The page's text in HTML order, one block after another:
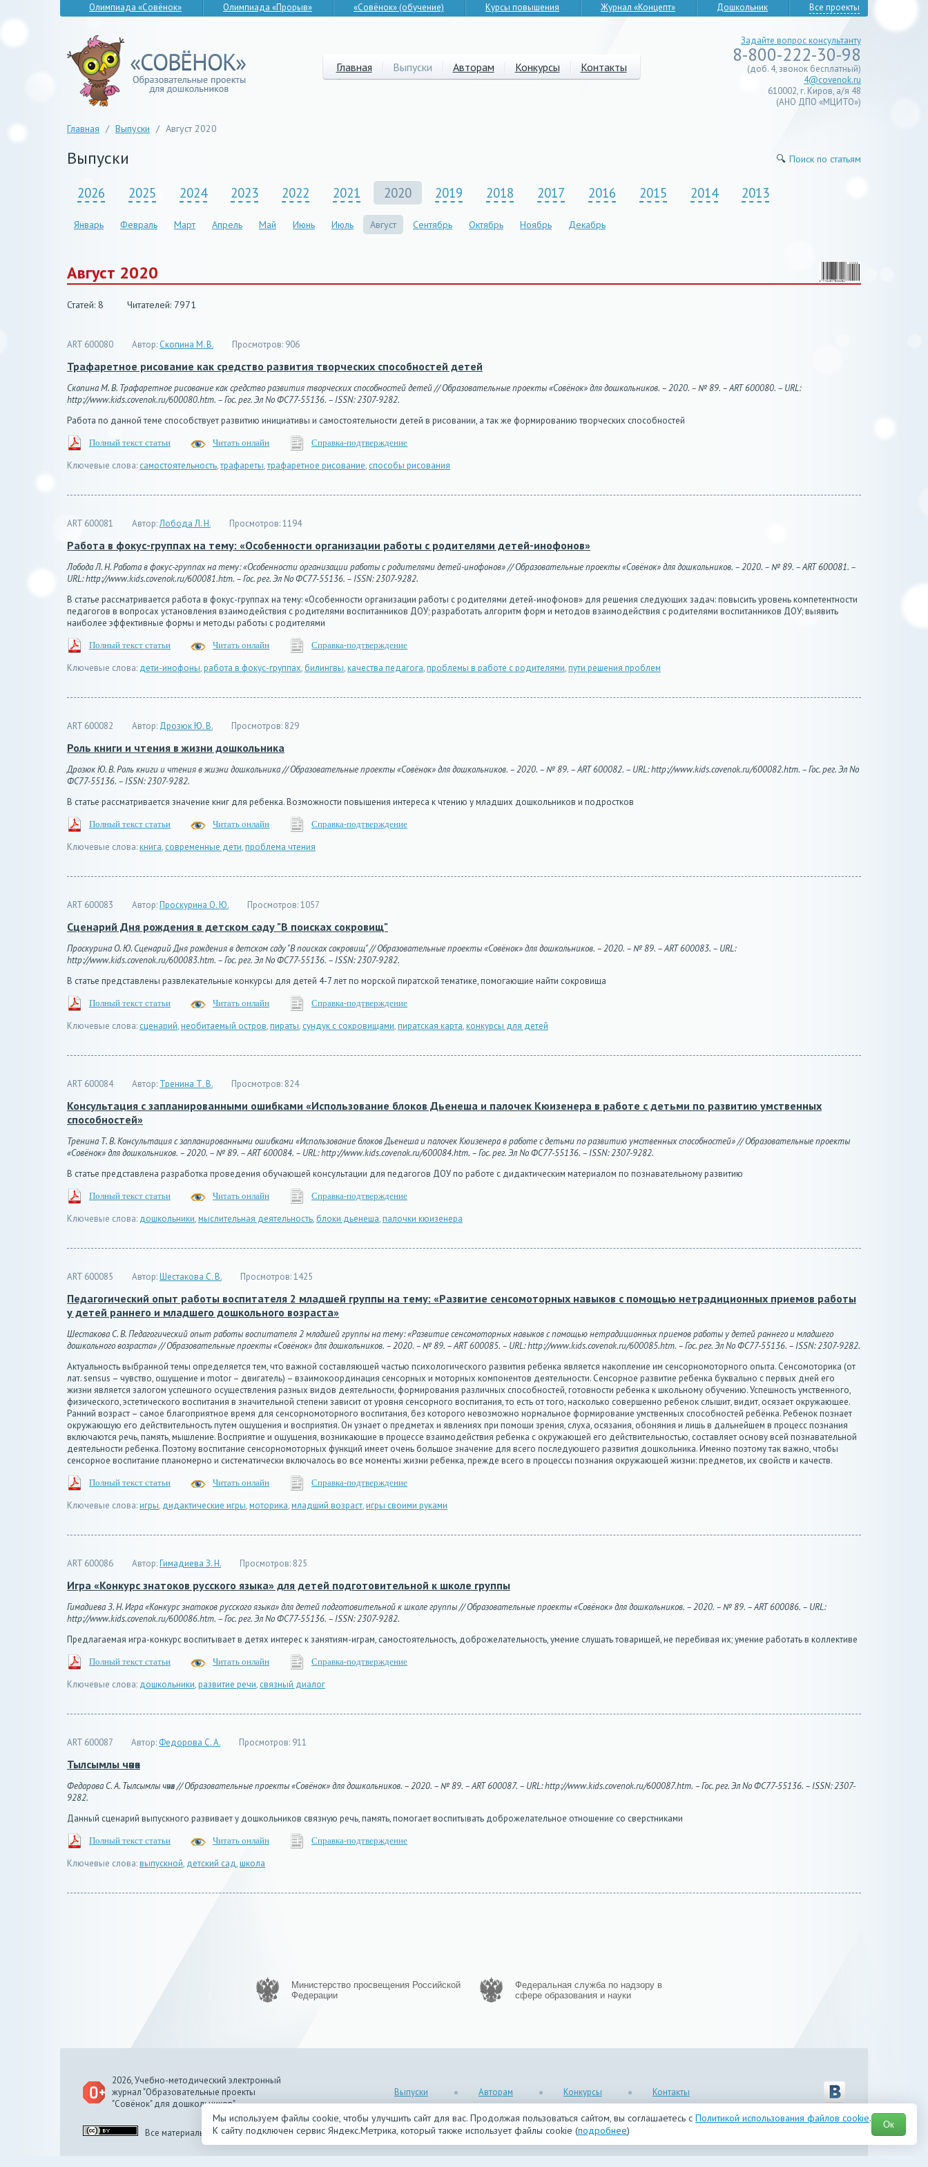
Олимпиада «Совёнок» Олимпиада «Прорыв» «Совёнок» (обучение) Курсы повышения Журнал «Концепт» Дошкольник Все проекты
Главная Выпуски Авторам Конкурсы Контакты
Задайте вопрос консультанту
8-800-222-30-98
(доб. 4, звонок бесплатный)
4@covenok.ru
610002, г. Киров, а/я 48
(АНО ДПО «МЦИТО»)
Главная / Выпуски / Август 2020
🔍 Поиск по статьям
Выпуски
2026 2025 2024 2023 2022 2021 2020 2019 2018 2017 2016 2015 2014 2013
Январь Февраль Март Апрель Май Июнь Июль Август Сентябрь Октябрь Ноябрь Декабрь
Август 2020
Статей: 8 Читателей: 7971
ART 600080 Автор: Скопина М. В. Просмотров: 906
Трафаретное рисование как средство развития творческих способностей детей
Скопина М. В. Трафаретное рисование как средство развития творческих способностей детей // Образовательные проекты «Совёнок» для дошкольников. – 2020. – № 89. – ART 600080. – URL:
http://www.kids.covenok.ru/600080.htm. – Гос. рег. Эл No ФС77-55136. – ISSN: 2307-9282.
Работа по данной теме способствует развитию инициативы и самостоятельности детей в рисовании, а так же формированию творческих способностей
Полный текст статьи Читать онлайн Справка-подтверждение
Ключевые слова: самостоятельность,трафареты,трафаретное рисование, способы рисования
ART 600081 Автор:Лобода Л. Н. Просмотров:1194
Работа в фокус-группах на тему: «Особенности организации работы с родителями детей-инофонов»
Лобода Л. Н. Работа в фокус-группах на тему: «Особенности организации работы с родителями детей-инофонов» // Образовательные проекты «Совёнок» для дошкольников. – 2020. – № 89. – ART 600081. –
URL: http://www.kids.covenok.ru/600081.htm. – Гос. рег. Эл No ФС77-55136. – ISSN: 2307-9282.
В статье рассматривается работа в фокус-группах на тему: «Особенности организации работы с родителями детей-инофонов» для решения следующих задач: повысить уровень компетентности
педагогов в вопросах установления взаимодействия с родителями воспитанников ДОУ; разработать алгоритм форм и методов взаимодействия с родителями воспитанников ДОУ; выявить
наиболее эффективные формы и методы работы с родителями
Полный текст статьи Читать онлайн Справка-подтверждение
Ключевые слова: дети-инофоны,работа в фокус-группах,билингвы,качества педагога,проблемы в работе с родителями,пути решения проблем
ART 600082 Автор: Дрозюк Ю. В. Просмотров: 829
Роль книги и чтения в жизни дошкольника
Дрозюк Ю. В. Роль книги и чтения в жизни дошкольника // Образовательные проекты «Совёнок» для дошкольников. – 2020. – № 89. – ART 600082. – URL: http://www.kids.covenok.ru/600082.htm. – Гос. рег. Эл No
ФС77-55136. – ISSN: 2307-9282.
В статье рассматривается значение книг для ребенка. Возможности повышения интереса к чтению у младших дошкольников и подростков
Полный текст статьи Читать онлайн Справка-подтверждение
Ключевые слова:книга, современные дети,проблема чтения
ART 600083 Автор:Проскурина О. Ю. Просмотров:1057
Сценарий Дня рождения в детском саду "В поисках сокровищ"
Проскурина О. Ю. Сценарий Дня рождения в детском саду "В поисках сокровищ" // Образовательные проекты «Совёнок» для дошкольников. – 2020. – № 89. – ART 600083. – URL:
http://www.kids.covenok.ru/600083.htm. – Гос. рег. Эл No ФС77-55136. – ISSN: 2307-9282.
В статье представлены развлекательные конкурсы для детей 4-7 лет по морской пиратской тематике, помогающие найти сокровища
Полный текст статьи Читать онлайн Справка-подтверждение
Ключевые слова: сценарий,необитаемый остров,пираты, сундук с сокровищами,пиратская карта,конкурсы для детей
ART 600084 Автор: Тренина Т. В. Просмотров: 824
Консультация с запланированными ошибками «Использование блоков Дьенеша и палочек Кюизенера в работе с детьми по развитию умственных
способностей»
Тренина Т. В. Консультация с запланированными ошибками «Использование блоков Дьенеша и палочек Кюизенера в работе с детьми по развитию умственных способностей» // Образовательные проекты
«Совёнок» для дошкольников. – 2020. – № 89. – ART 600084. – URL: http://www.kids.covenok.ru/600084.htm. – Гос. рег. Эл No ФС77-55136. – ISSN: 2307-9282.
В статье представлена разработка проведения обучающей консультации для педагогов ДОУ по работе с дидактическим материалом по познавательному развитию
Полный текст статьи Читать онлайн Справка-подтверждение
Ключевые слова: дошкольники,мыслительная деятельность,блоки дьенеша,палочки кюизенера
ART 600085 Автор:Шестакова С. В. Просмотров:1425
Педагогический опыт работы воспитателя 2 младшей группы на тему: «Развитие сенсомоторных навыков с помощью нетрадиционных приемов работы
у детей раннего и младшего дошкольного возраста»
Шестакова С. В. Педагогический опыт работы воспитателя 2 младшей группы на тему: «Развитие сенсомоторных навыков с помощью нетрадиционных приемов работы у детей раннего и младшего
дошкольного возраста» // Образовательные проекты «Совёнок» для дошкольников. – 2020. – № 89. – ART 600085. – URL: http://www.kids.covenok.ru/600085.htm. – Гос. рег. Эл No ФС77-55136. – ISSN: 2307-9282.
Актуальность выбранной темы определяется тем, что важной составляющей частью психологического развития ребенка является накопление им сенсорномоторного опыта. Сенсомоторика (от
лат. sensus – чувство, ощущение и motor – двигатель) – взаимокоординация сенсорных и моторных компонентов деятельности. Сенсорное развитие ребенка буквально с первых дней его
жизни является залогом успешного осуществления разных видов деятельности, формирования различных способностей, готовности ребенка к школьному обучению. Успешность умственного,
физического, эстетического воспитания в значительной степени зависит от уровня сенсорного воспитания, то есть от того, насколько совершенно ребенок слышит, видит, осязает окружающее.
Ранний возраст – самое благоприятное время для сенсорномоторного воспитания, без которого невозможно нормальное формирование умственных способностей ребёнка. Ребенок познает
окружающую его действительность путем ощущения и восприятия. Он узнает о предметах и явлениях при помощи зрения, слуха, осязания, обоняния и лишь в дальнейшем в процесс познания
включаются речь, память, мышление. Восприятие и ощущения, возникающие в процессе взаимодействия ребенка с окружающей его действительностью, составляет основу всей познавательной
деятельности ребенка. Поэтому воспитание сенсорномоторных функций имеет очень большое значение для всего последующего развития дошкольника. Именно поэтому так важно, чтобы
сенсорное воспитание планомерно и систематически включалось во все моменты жизни ребенка, прежде всего в процессы познания окружающей жизни: предметов, их свойств и качеств.
Полный текст статьи Читать онлайн Справка-подтверждение
Ключевые слова:игры, дидактические игры,моторика,младший возраст,игры своими руками
ART 600086 Автор:Гимадиева З. Н. Просмотров: 825
Игра «Конкурс знатоков русского языка» для детей подготовительной к школе группы
Гимадиева З. Н. Игра «Конкурс знатоков русского языка» для детей подготовительной к школе группы // Образовательные проекты «Совёнок» для дошкольников. – 2020. – № 89. – ART 600086. – URL:
http://www.kids.covenok.ru/600086.htm. – Гос. рег. Эл No ФС77-55136. – ISSN: 2307-9282.
Предлагаемая игра-конкурс воспитывает в детях интерес к занятиям-играм, самостоятельность, доброжелательность, умение слушать товарищей, не перебивая их; умение работать в коллективе
Полный текст статьи Читать онлайн Справка-подтверждение
Ключевые слова: дошкольники,развитие речи, связный диалог
ART 600087 Автор: Федорова С. А. Просмотров: 911
Тылсымлы чәчәк
Федорова С. А. Тылсымлы чәчәк // Образовательные проекты «Совёнок» для дошкольников. – 2020. – № 89. – ART 600087. – URL: http://www.kids.covenok.ru/600087.htm. – Гос. рег. Эл No ФС77-55136. – ISSN: 2307-
9282.
Данный сценарий выпускного развивает у дошкольников связную речь, память, помогает воспитывать доброжелательное отношение со сверстниками
Полный текст статьи Читать онлайн Справка-подтверждение
Ключевые слова:выпускной, детский сад,школа
Министерство просвещения Российской
Федерации
Федеральная служба по надзору в
сфере образования и науки
2026, Учебно-методический электронный
журнал "Образовательные проекты
"Совёнок" для дошкольников"
Выпуски Авторам Конкурсы Контакты
Все материалы доступны полицензии Creative Commons С указанием авторства 4.0 Всемирная.
Мы используем файлы cookie, чтобы улучшить сайт для вас. Продолжая пользоваться сайтом, вы соглашаетесь с Политикой использования файлов cookie.
К сайту подключен сервис Яндекс.Метрика, который также использует файлы cookie (подробнее) Ок